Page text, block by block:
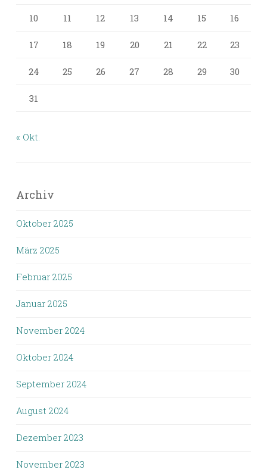
10 11 12 13 14 15 16
17 18 19 20 21 22 23
24 25 26 27 28 29 30
31
« Okt.
Archiv
Oktober 2025
März 2025
Februar 2025
Januar 2025
November 2024
Oktober 2024
September 2024
August 2024
Dezember 2023
November 2023